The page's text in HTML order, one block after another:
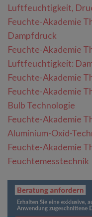
Luftfeuchtigkeit,
Feuchte-Akademie
Dampfdruck
Feuchte-Akademie
Luftfeuchtigkeit:
Feuchte-Akademie
Feuchte-Akademie
Bulb Technologie
Feuchte-Akademie
Aluminium-Oxid-
Feuchte-Akademie
Feuchtemesstechnik